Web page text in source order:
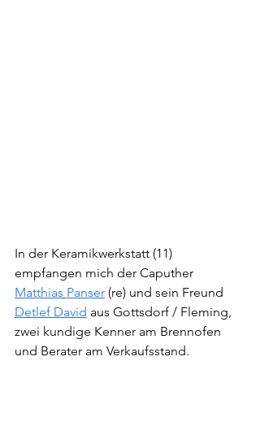
In der Keramikwerkstatt (11)
empfangen mich der Caputher
Matthias Panser (re) und sein Freund
Detlef David aus Gottsdorf / Fleming,
zwei kundige Kenner am Brennofen
und Berater am Verkaufsstand.